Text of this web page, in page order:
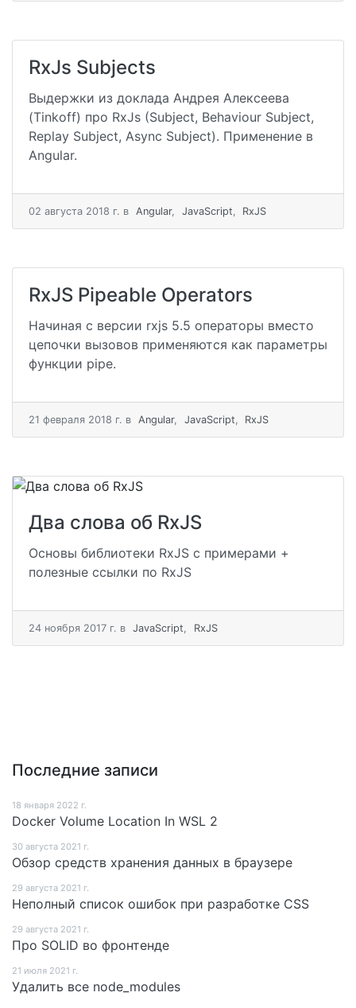
Последние записи
18 января 2022 г.
Docker Volume Location In WSL 2
30 августа 2021 г.
Обзор средств хранения данных в браузере
29 августа 2021 г.
Неполный список ошибок при разработке CSS
29 августа 2021 г.
Про SOLID во фронтенде
21 июля 2021 г.
Удалить все node_modules
RxJs Subjects
Выдержки из доклада Андрея Алексеева
(Tinkoff) про RxJs (Subject, Behaviour Subject,
Replay Subject, Async Subject). Применение в
Angular.
02 августа 2018 г. в Angular, JavaScript, RxJS
RxJS Pipeable Operators
Начиная с версии rxjs 5.5 операторы вместо
цепочки вызовов применяются как параметры
функции pipe.
21 февраля 2018 г. в Angular, JavaScript, RxJS
Два слова об RxJS
Основы библиотеки RxJS с примерами +
полезные ссылки по RxJS
24 ноября 2017 г. в JavaScript, RxJS